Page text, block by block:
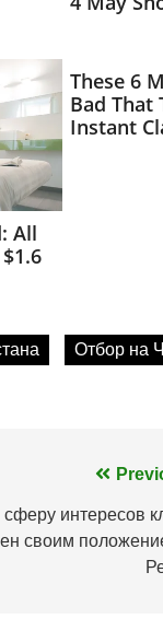
Отбор на
интересов
своим